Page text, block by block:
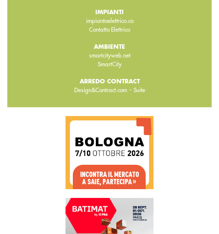
IMPIANTI
impiantoelettrico.co
Contatto Elettrico
AMBIENTE
smartcityweb.net
SmartCity
ARREDO CONTRACT
Design&Contract.com- Suite